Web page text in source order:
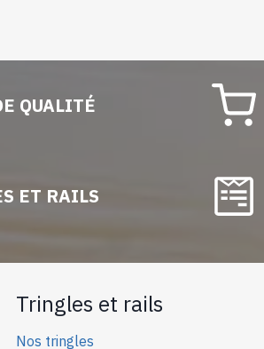
QUALITÉ
ET RAILS
Tringles et rails
Nos tringles